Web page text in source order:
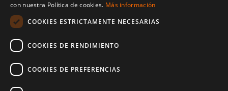
con nuestra Política de cookies. Más información
COOKIES ESTRICTAMENTE NECESARIAS
COOKIES DE RENDIMIENTO
COOKIES DE PREFERENCIAS